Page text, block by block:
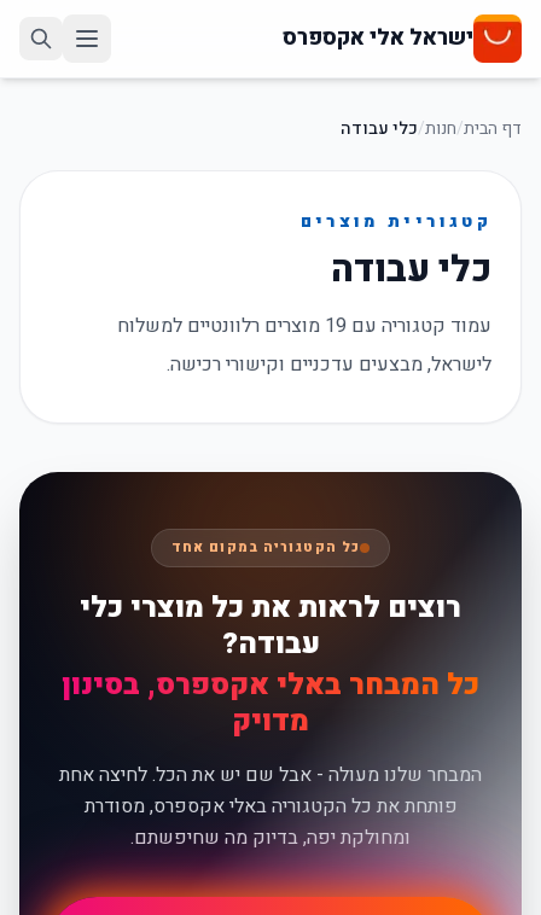
ישראל אלי אקספרס
דף הבית/חנות/כלי עבודה
קטגוריית מוצרים
כלי עבודה
עמוד קטגוריה עם 19 מוצרים רלוונטיים למשלוח
לישראל, מבצעים עדכניים וקישורי רכישה.
כל הקטגוריה במקום אחד
רוצים לראות את כל מוצרי כלי
עבודה?
כל המבחר באלי אקספרס, בסינון
מדויק
המבחר שלנו מעולה - אבל שם יש את הכל. לחיצה אחת
פותחת את כל הקטגוריה באלי אקספרס, מסודרת
ומחולקת יפה, בדיוק מה שחיפשתם.